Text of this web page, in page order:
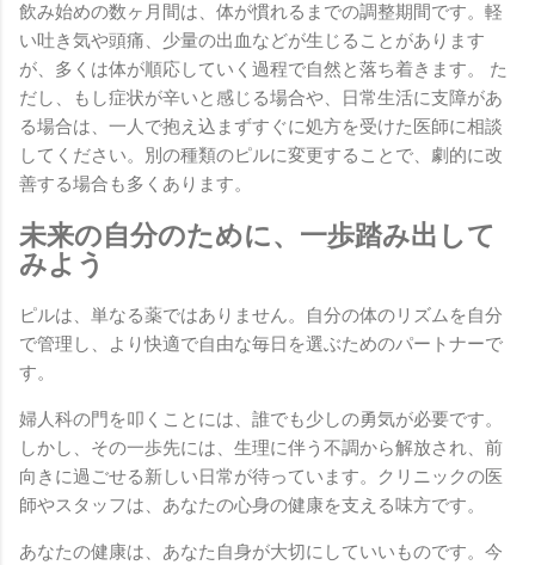
飲み始めの数ヶ月間は、体が慣れるまでの調整期間です。軽
い吐き気や頭痛、少量の出血などが生じることがあります
が、多くは体が順応していく過程で自然と落ち着きます。 た
だし、もし症状が辛いと感じる場合や、日常生活に支障があ
る場合は、一人で抱え込まずすぐに処方を受けた医師に相談
してください。別の種類のピルに変更することで、劇的に改
善する場合も多くあります。
未来の自分のために、一歩踏み出して
みよう
ピルは、単なる薬ではありません。自分の体のリズムを自分
で管理し、より快適で自由な毎日を選ぶためのパートナーで
す。
婦人科の門を叩くことには、誰でも少しの勇気が必要です。
しかし、その一歩先には、生理に伴う不調から解放され、前
向きに過ごせる新しい日常が待っています。クリニックの医
師やスタッフは、あなたの心身の健康を支える味方です。
あなたの健康は、あなた自身が大切にしていいものです。今